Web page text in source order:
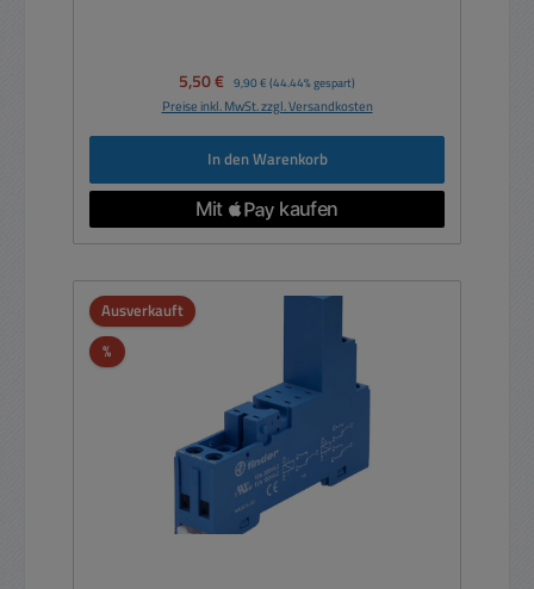
Verkaufspreis:
5,50 € Regulärer Preis:
9,90 € (44.44% gespart)
Preise inkl. MwSt. zzgl. Versandkosten
In den Warenkorb
Ausverkauft
%Rabatt